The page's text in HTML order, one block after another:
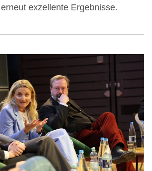
exzellente Ergebnisse.